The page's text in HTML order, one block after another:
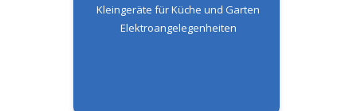
Kleingeräte für Küche und Garten
Elektroangelegenheiten